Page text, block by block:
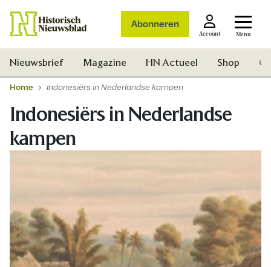
Abonneren
Account Menu
Zoek
Nieuwsbrief Magazine HN Actueel Shop
Home Indonesiërs in Nederlandse kampen
Indonesiërs in Nederlandse
kampen